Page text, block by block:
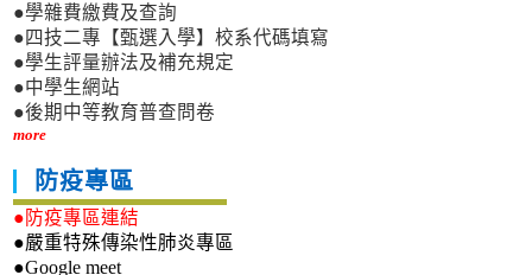
●學雜費繳費及查詢
●四技二專【甄選入學】校系代碼填寫
●學生評量辦法及補充規定
●中學生網站
●後期中等教育普查問卷
more
防疫專區
●防疫專區連結
●嚴重特殊傳染性肺炎專區
●Google meet